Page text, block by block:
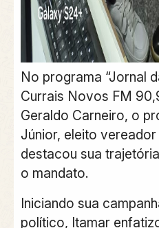
No programa “Jornal
Currais Novos FM
Geraldo Carneiro, o
Júnior, eleito
destacou sua
o mandato.
Iniciando sua
político, Itamar